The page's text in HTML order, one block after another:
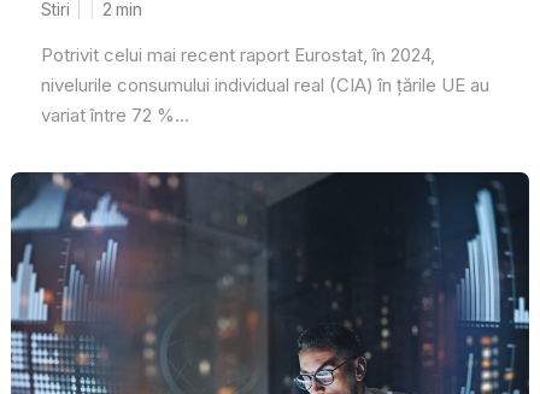
Stiri 2 min
Potrivit celui mai recent raport Eurostat, în 2024,
nivelurile consumului individual real (CIA) în țările UE au
variat între 72 %...